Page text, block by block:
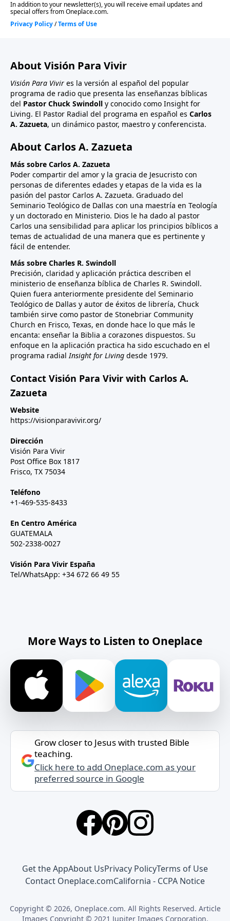
About Visión Para Vivir
Visión Para Vivir es la versión al español del popular
programa de radio que presenta las enseñanzas bíblicas
del Pastor Chuck Swindoll y conocido como Insight for
Living. El Pastor Radial del programa en español es Carlos
A. Zazueta, un dinámico pastor, maestro y conferencista.
About Carlos A. Zazueta
Más sobre Carlos A. Zazueta
Poder compartir del amor y la gracia de Jesucristo con
personas de diferentes edades y etapas de la vida es la
pasión del pastor Carlos A. Zazueta. Graduado del
Seminario Teológico de Dallas con una maestría en Teología
y un doctorado en Ministerio. Dios le ha dado al pastor
Carlos una sensibilidad para aplicar los principios bíblicos a
temas de actualidad de una manera que es pertinente y
fácil de entender.
Más sobre Charles R. Swindoll
Precisión, claridad y aplicación práctica describen el
ministerio de enseñanza bíblica de Charles R. Swindoll.
Quien fuera anteriormente presidente del Seminario
Teológico de Dallas y autor de éxitos de librería, Chuck
también sirve como pastor de Stonebriar Community
Church en Frisco, Texas, en donde hace lo que más le
encanta: enseñar la Biblia a corazones dispuestos. Su
enfoque en la aplicación practica ha sido escuchado en el
programa radial Insight for Living desde 1979.
Contact Visión Para Vivir with Carlos A.
Zazueta
Website
https://visionparavivir.org/
Dirección
Visión Para Vivir
Post Office Box 1817
Frisco, TX 75034
Teléfono
+1-469-535-8433
En Centro América
GUATEMALA
502-2338-0027
Visión Para Vivir España
Tel/WhatsApp: +34 672 66 49 55
More Ways to Listen to Oneplace
Grow closer to Jesus with trusted Bible
teaching.
Click here to add Oneplace.com as your
preferred source in Google
Get the AppAbout UsPrivacy PolicyTerms of Use
Contact Oneplace.comCalifornia - CCPA Notice
Copyright © 2026, Oneplace.com. All Rights Reserved. Article
Images Copyright © 2021 Jupiter Images Corporation.